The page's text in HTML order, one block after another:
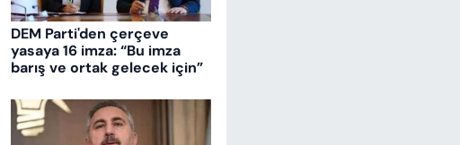
DEM Parti'den çerçeve
yasaya 16 imza: “Bu imza
barış ve ortak gelecek için”